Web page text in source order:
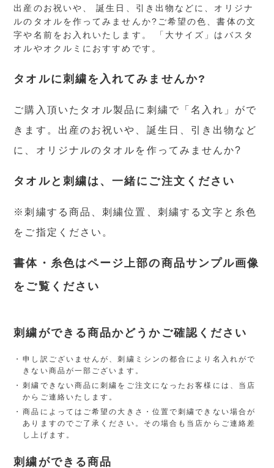
出産のお祝いや、 誕生日、引き出物などに、オリジナ
ルのタオルを作ってみませんか?ご希望の色、書体の文
字や名前をお入れいたします。 「大サイズ」はバスタ
オルやオクルミにおすすめです。
タオルに刺繍を入れてみませんか?
ご購入頂いたタオル製品に刺繍で「名入れ」がで
きます。出産のお祝いや、誕生日、引き出物など
に、オリジナルのタオルを作ってみませんか?
タオルと刺繍は、一緒にご注文ください
※刺繍する商品、刺繍位置、刺繍する文字と糸色
をご指定ください。
書体・糸色はページ上部の商品サンプル画像
をご覧ください
刺繍ができる商品かどうかご確認ください
申し訳ございませんが、刺繍ミシンの都合により名入れがで
きない商品が一部ございます。
刺繍できない商品に刺繍をご注文になったお客様には、当店
からご連絡いたします。
商品によってはご希望の大きさ・位置で刺繍できない場合が
ありますのでご了承ください。その場合も当店からご連絡差
し上げます。
刺繍ができる商品